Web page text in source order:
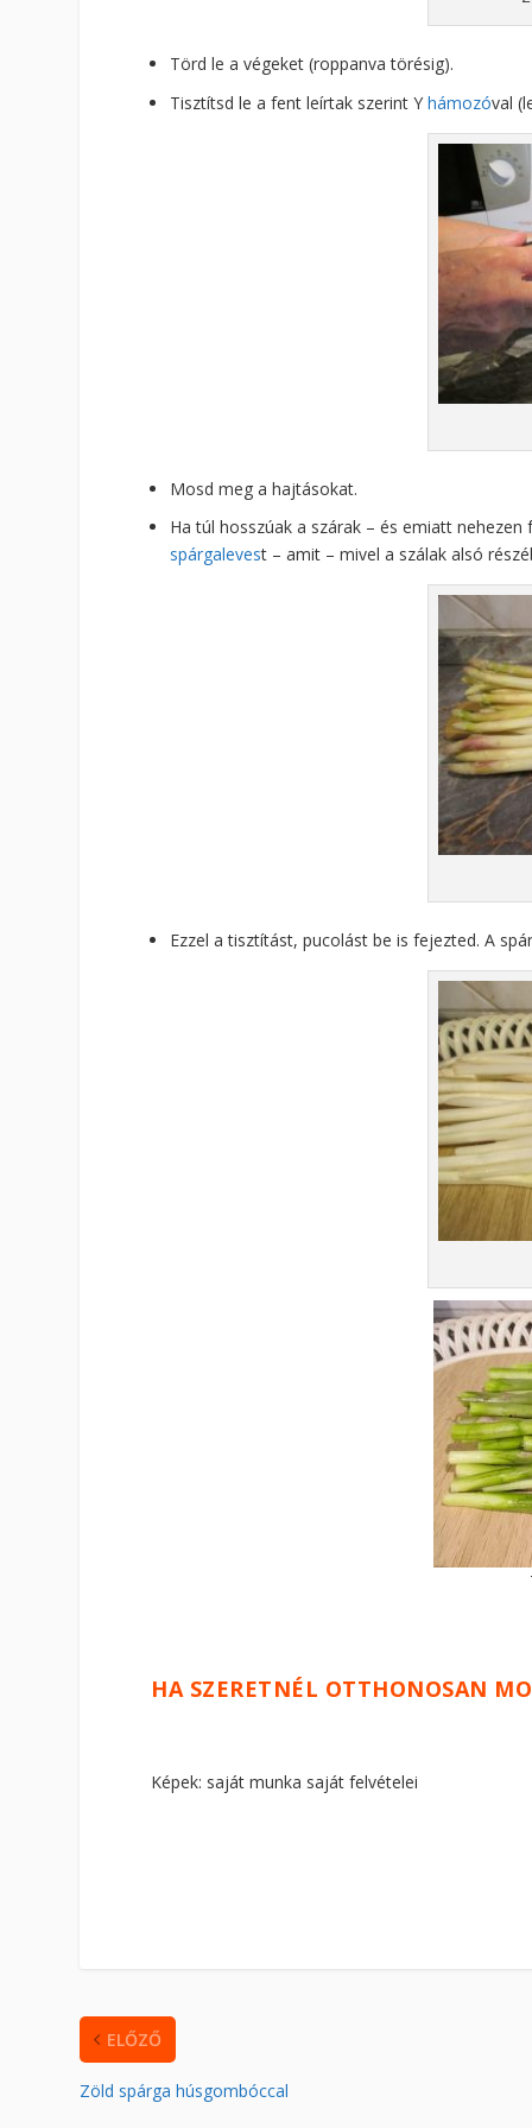
Törd le a végeket (roppanva törésig).
Tisztítsd le a fent leírtak szerint Yhámozóval
Mosd meg a hajtásokat.
Ha túl hosszúak a szárak – és emiatt
spárgalevest – amit – mivel a szálak alsó
Ezzel a tisztítást, pucolást be is fejezted. A
HA SZERETNÉL OTTHONOSAN
Képek: saját munka saját felvételei
ELŐZŐ
Zöld spárga húsgombóccal